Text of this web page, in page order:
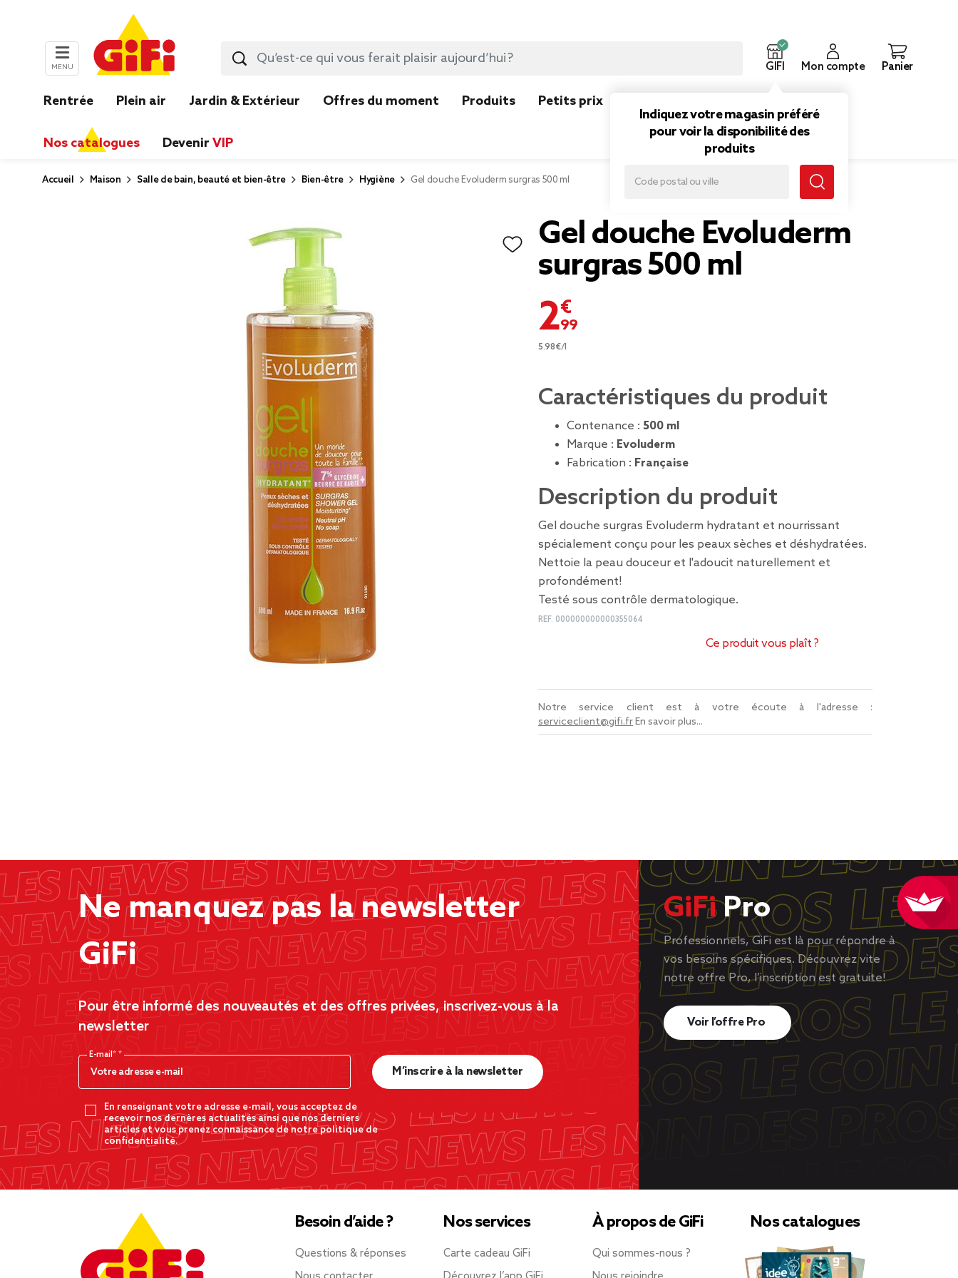
MENU GIFI
Indiquez votre magasin préféré
pour voir la disponibilité des
produits
Mon compte Panier
Rentrée Plein air Jardin & Extérieur Offres du moment Produits Petits prix
Nos catalogues Devenir VIP
Accueil Maison Salle de bain, beauté et bien-être Bien-être Hygiène Gel douche Evoluderm surgras 500 ml
Gel douche Evoluderm
surgras 500 ml
2,99 €
5.98€/l
Caractéristiques du produit
Contenance : 500 ml
Marque : Evoluderm
Fabrication : Française
Description du produit
Gel douche surgras Evoluderm hydratant et nourrissant
spécialement conçu pour les peaux sèches et déshydratées.
Nettoie la peau douceur et l'adoucit naturellement et
profondément!
Testé sous contrôle dermatologique.
REF. 000000000000355064
Ce produit vous plaît ?
Notre service client est à votre écoute à l'adresse :
serviceclient@gifi.frEn savoir plus...
Ne manquez pas la newsletter
GiFi
Pour être informé des nouveautés et des offres privées, inscrivez-vous à la
newsletter
E-mail*
En renseignant votre adresse e-mail, vous acceptez de
recevoir nos dernères actualités ainsi que nos derniers
articles et vous prenez connaissance de notre politique de
confidentialité.
M’inscrire à la newsletter
GiFiPro
Professionnels, GiFi est là pour répondre à
vos besoins spécifiques. Découvrez vite
notre offre Pro, l’inscription est gratuite!
Voir l’offre Pro
Besoin d’aide ?
Questions & réponses
Nos services
Carte cadeau GiFi
À propos de GiFi
Qui sommes-nous ?
Nos catalogues